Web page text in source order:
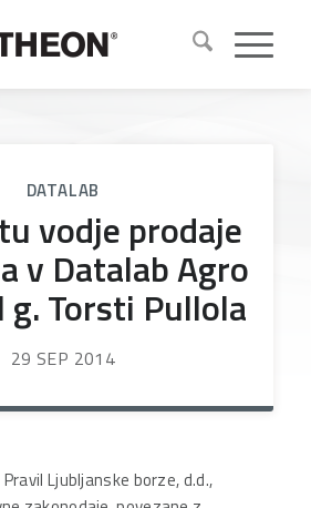
DATALAB
vodje prodaje
v Datalab Agro
g. Torsti Pullola
29 SEP 2014
Ljubljanske borze, d.d.,